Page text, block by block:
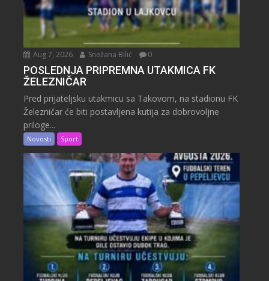
Aug 7, 2026 Snežana Bilić 0
POSLEDNJA PRIPREMNA UTAKMICA FK
ŽELEZNIČAR
Pred prijateljsku utakmicu sa Takovom, na stadionu FK
Železničar će biti postavljena kutija za dobrovoljne
priloge...
Novosti Sport